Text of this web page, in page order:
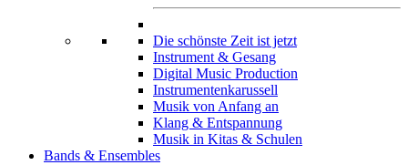
Die schönste Zeit ist jetzt
Instrument & Gesang
Digital Music Production
Instrumentenkarussell
Musik von Anfang an
Klang & Entspannung
Musik in Kitas & Schulen
Bands & Ensembles